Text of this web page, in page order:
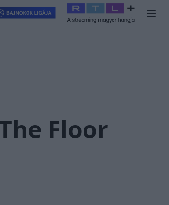
#Exek csatája 2026 #Celeb vagyok, ments
Floor